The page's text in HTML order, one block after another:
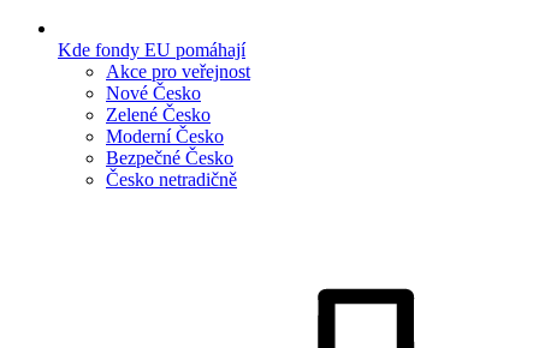
Kde fondy EU pomáhají
Akce pro veřejnost
Nové Česko
Zelené Česko
Moderní Česko
Bezpečné Česko
Česko netradičně